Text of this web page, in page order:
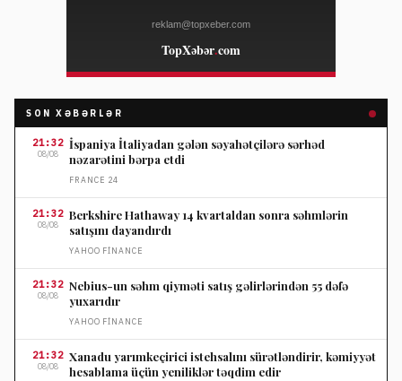
SON XƏBƏRLƏR
21:32
08/08
İspaniya İtaliyadan gələn səyahətçilərə sərhəd
nəzarətini bərpa etdi
FRANCE 24
21:32
08/08
Berkshire Hathaway 14 kvartaldan sonra səhmlərin
satışını dayandırdı
YAHOO FINANCE
21:32
08/08
Nebius-un səhm qiyməti satış gəlirlərindən 55 dəfə
yuxarıdır
YAHOO FINANCE
21:32
08/08
Xanadu yarımkeçirici istehsalını sürətləndirir, kəmiyyət
hesablama üçün yeniliklər təqdim edir